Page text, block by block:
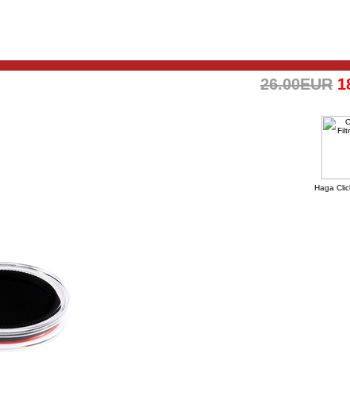
26.00EUR
Haga